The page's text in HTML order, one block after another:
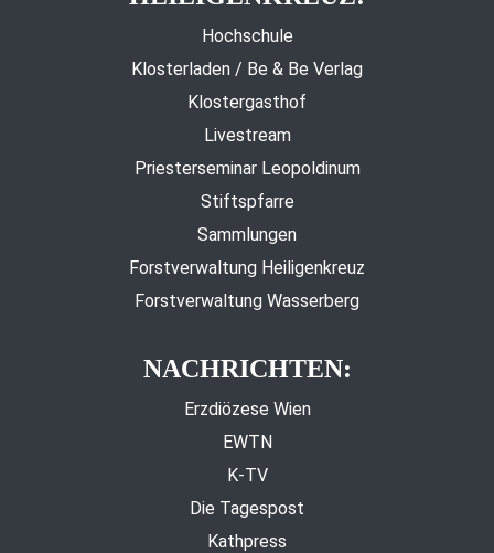
Hochschule
Klosterladen / Be & Be Verlag
Klostergasthof
Livestream
Priesterseminar Leopoldinum
Stiftspfarre
Sammlungen
Forstverwaltung Heiligenkreuz
Forstverwaltung Wasserberg
NACHRICHTEN:
Erzdiözese Wien
EWTN
K-TV
Die Tagespost
Kathpress